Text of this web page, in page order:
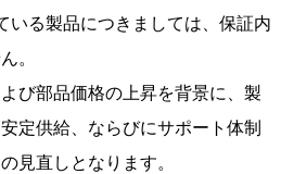
いる製品につきましては、保証内
。
び部品価格の上昇を背景に、製
定供給、ならびにサポート体制
見直しとなります。